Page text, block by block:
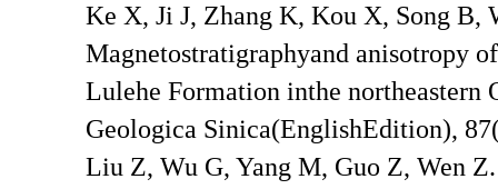
Ke X, Ji J, Zhang K, Kou X, Song B,
Magnetostratigraphyand anisotropy
Lulehe Formation inthe northeastern
Geologica Sinica(EnglishEdition),
Liu Z, Wu G, Yang M, Guo Z, Wen